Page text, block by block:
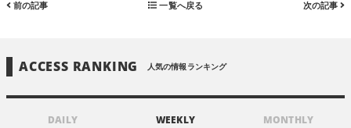
前の記事 一覧へ戻る 次の記事
ACCESS RANKING 人気の情報ランキング
DAILY WEEKLY MONTHLY